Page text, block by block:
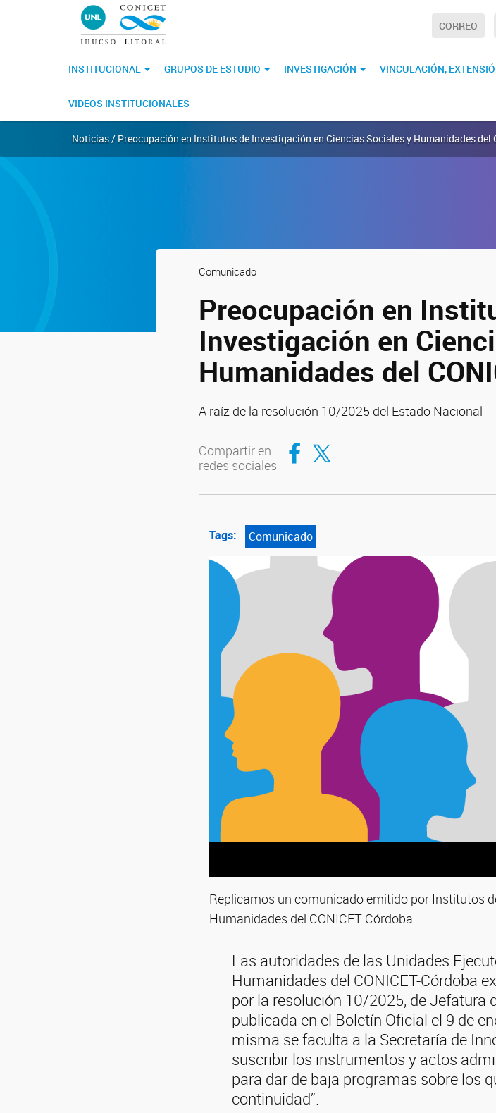
CORREO
INSTITUCIONAL GRUPOS DE ESTUDIO INVESTIGACIÓN VINCULACIÓN,
VIDEOS INSTITUCIONALES
Noticias / Preocupación en Institutos de Investigación en Ciencias Sociales y Humanidades del
Comunicado
Preocupación en
Investigación en
Humanidades del
A raíz de la resolución 10/2025 del Estado Nacional
Compartir en
redes sociales
Compartir en Facebook
Compartir en Twitter
Tags: Comunicado
Replicamos un comunicado emitido por Institutos
Humanidades del CONICET Córdoba.
Las autoridades de las Unidades
Humanidades del CONICET-Córdoba
por la resolución 10/2025, de Jefatura
publicada en el Boletín Oficial el 9 de
misma se faculta a la Secretaría de
suscribir los instrumentos y actos
para dar de baja programas sobre los
continuidad”.